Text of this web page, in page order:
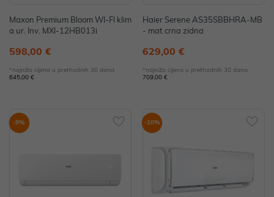
Maxon Premium Bloom WI-FI klim
a ur. Inv. MXI-12HB013i
598,00 €
*najniža cijena u prethodnih 30 dana
645,00 €
Haier Serene AS35SBBHRA-MB
- mat crna zidna
629,00 €
*najniža cijena u prethodnih 30 dana
709,00 €
-9% -10%